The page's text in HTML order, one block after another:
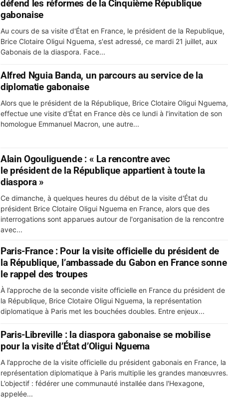
défend les réformes de la Cinquième République
gabonaise
Au cours de sa visite d'État en France, le président de la Republique,
Brice Clotaire Oligui Nguema, s'est adressé, ce mardi 21 juillet, aux
Gabonais de la diaspora. Face...
Alfred Nguia Banda, un parcours au service de la
diplomatie gabonaise
Alors que le président de la République, Brice Clotaire Oligui Nguema,
effectue une visite d'État en France dès ce lundi à l'invitation de son
homologue Emmanuel Macron, une autre...
Alain Ogouliguende : « La rencontre avec
le président de la République appartient à toute la
diaspora »
Ce dimanche, à quelques heures du début de la visite d'État du
président Brice Clotaire Oligui Nguema en France, alors que des
interrogations sont apparues autour de l'organisation de la rencontre
avec...
Paris-France : Pour la visite officielle du président de
la République, l’ambassade du Gabon en France sonne
le rappel des troupes
À l’approche de la seconde visite officielle en France du président de
la République, Brice Clotaire Oligui Nguema, la représentation
diplomatique à Paris met les bouchées doubles. Entre enjeux...
Paris-Libreville : la diaspora gabonaise se mobilise
pour la visite d’État d’Oligui Nguema
A l’approche de la visite officielle du président gabonais en France, la
représentation diplomatique à Paris multiplie les grandes manœuvres.
L’objectif : fédérer une communauté installée dans l'Hexagone,
appelée...